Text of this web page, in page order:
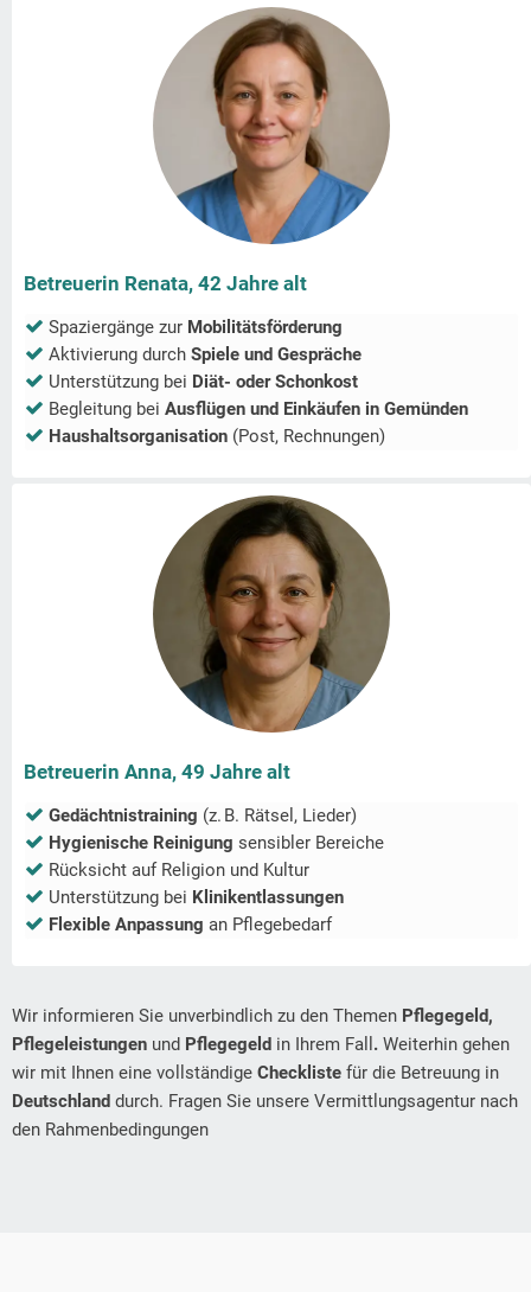
Betreuerin Renata, 42 Jahre alt
Spaziergänge zur Mobilitätsförderung
Aktivierung durch Spiele und Gespräche
Unterstützung bei Diät- oder Schonkost
Begleitung bei Ausflügen und Einkäufen in Gemünden
Haushaltsorganisation (Post, Rechnungen)
Betreuerin Anna, 49 Jahre alt
Gedächtnistraining (z. B. Rätsel, Lieder)
Hygienische Reinigung sensibler Bereiche
Rücksicht auf Religion und Kultur
Unterstützung bei Klinikentlassungen
Flexible Anpassung an Pflegebedarf
Wir informieren Sie unverbindlich zu den Themen Pflegegeld,
Pflegeleistungen und Pflegegeld in Ihrem Fall . Weiterhin gehen
wir mit Ihnen eine vollständige Checkliste für die Betreuung in
Deutschland durch. Fragen Sie unsere Vermittlungsagentur nach
den Rahmenbedingungen